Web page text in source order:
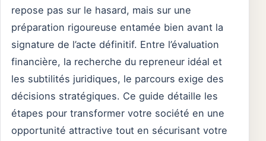
repose pas sur le hasard, mais sur une
préparation rigoureuse entamée bien avant la
signature de l’acte définitif. Entre l’évaluation
financière, la recherche du repreneur idéal et
les subtilités juridiques, le parcours exige des
décisions stratégiques. Ce guide détaille les
étapes pour transformer votre société en une
opportunité attractive tout en sécurisant votre